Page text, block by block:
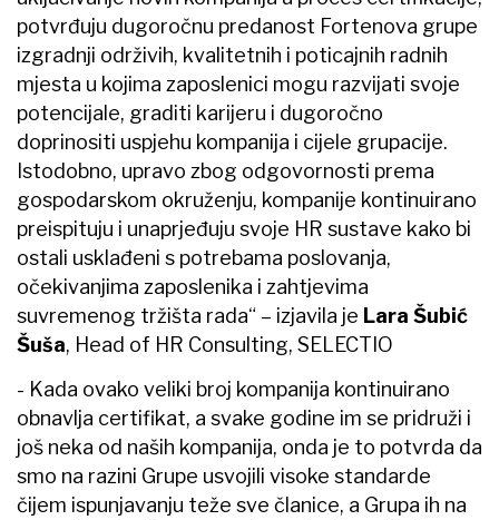
potvrđuju dugoročnu predanost Fortenova grupe
izgradnji održivih, kvalitetnih i poticajnih radnih
mjesta u kojima zaposlenici mogu razvijati svoje
potencijale, graditi karijeru i dugoročno
doprinositi uspjehu kompanija i cijele grupacije.
Istodobno, upravo zbog odgovornosti prema
gospodarskom okruženju, kompanije kontinuirano
preispituju i unaprjeđuju svoje HR sustave kako bi
ostali usklađeni s potrebama poslovanja,
očekivanjima zaposlenika i zahtjevima
suvremenog tržišta rada“ – izjavila je Lara Šubić
Šuša, Head of HR Consulting, SELECTIO
- Kada ovako veliki broj kompanija kontinuirano
obnavlja certifikat, a svake godine im se pridruži i
još neka od naših kompanija, onda je to potvrda da
smo na razini Grupe usvojili visoke standarde
čijem ispunjavanju teže sve članice, a Grupa ih na